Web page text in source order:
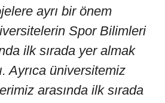
ayrı bir önem
Spor Bilimleri
ilk sırada yer almak
Ayrıca üniversitemiz
arasında ilk sırada